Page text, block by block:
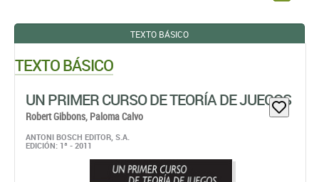
TEXTO BÁSICO
TEXTO BÁSICO
UN PRIMER CURSO DE TEORÍA DE JUEGOS
Robert Gibbons, Paloma Calvo
ANTONI BOSCH EDITOR, S.A.
EDICIÓN: 1ª - 2011